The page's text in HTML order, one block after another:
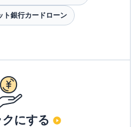
ト銀行カードローン
にする